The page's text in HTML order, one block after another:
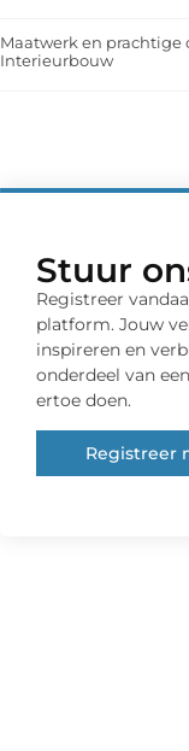
Maatwerk en prachtige
Interieurbouw
Stuur
Registreer
platform. Jouw
inspireren en
onderdeel van
ertoe doen.
Registreer